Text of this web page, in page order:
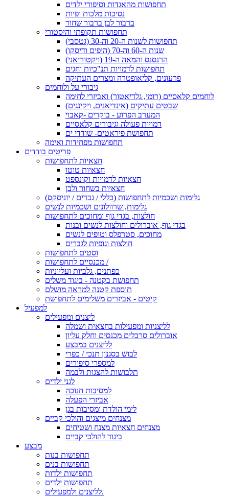
תחפושות מהאגדות וסיפורי ילדים
נסיכות מלכות ופיות
ברבור לבן ברבור שחור
תחפושות תקופתי והיסטורי
תחפושות לשנות ה-20 וה-30 (גטסבי)
שנות ה-60 וה-70 (היפים ודיסקו)
הרנסנס והמאה ה-19 (ויקטוריאני)
תחפושות לדמויות תנ"כיות וחגים
פרעונים, קליאופטרה ומצרים העתיקה
גיבורי על ולוחמים
לוחמים קלאסיים (רומי, גלדיאטור) ואביזרי לחימה
שבטים עתיקים (אינדיאנים, ויקינגים)
המערב הפרוע - בוקרים -קאבוי
דמויות פעולה וגיבורים קלאסיים
תחפושת פיראטים- שודדי ים
תחפושות מפחידות ואימה
פריטים בודדים
חצאיות לתחפושות
חצאיות טוטו
חצאיות לדמויות וקונספט
חצאיות בשחור ולבן
גלימות ושכמיות לתחפושות (כללי / גברים / יוניסקס)
גלימות, שרוולונים ושכמיות לנשים
חולצות, בגדי גוף ומחוכים לתחפושות
בגדי גוף, אוברולים וחולצות לנשים ובנות
מחוכים, סטרפלס וטופים לנשים
חולצות וגופיות לגברים
וסטים לתחפושות
מכנסיים לתחפושות /
כפתנים, גלביות ועליוניות
תחפושת בקטנה - ביגוד משלים
תוספת קטנה למראה מושלם
קיטים - אביזרים משלימים לתחפושת
למפעיל
ליצנים ומפעילים
לליצניות ומפעילות בחצאית ושמלה
אוברולים סרבלים מכנסים וחלק עליון
לליצנים במבצע
לבוש בסגנון תנכי / כפרי
למספרי סיפורים
תלבושות להצגות ולבמה
לגני ילדים
למסיבות חנוכה
אביזרי הפעלה
לימי הולדת ומסיבות בגן
מצנחים מיצגים והולכי קביים
מצנחים חצאיות מצנח ושטיחים
ביגוד להולכי קביים
מבצע
תחפושות בנות
תחפושות בנים
תחפושות ילדות
תחפושות ילדים
לליצנים ולמפעילים.